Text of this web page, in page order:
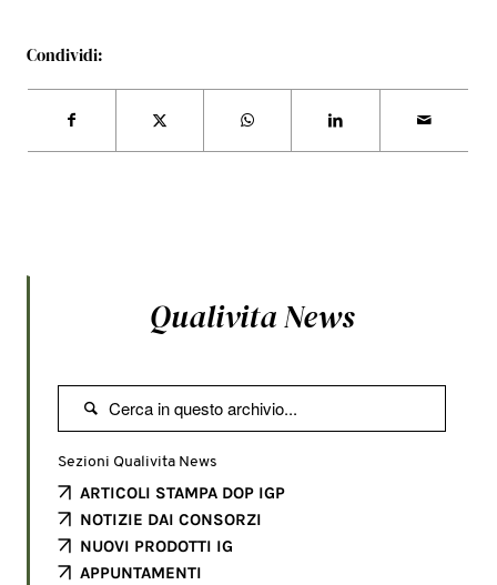
Condividi:
Qualivita News

Sezioni Qualivita News
ARTICOLI STAMPA DOP IGP
NOTIZIE DAI CONSORZI
NUOVI PRODOTTI IG
APPUNTAMENTI